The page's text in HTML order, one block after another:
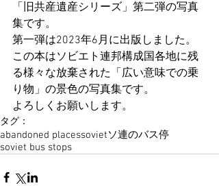
「旧共産遺産シリーズ」第二弾の写真
集です。
第一弾は2023年6月に出版しました。
この本はソビエト連邦構成国各地に残
る様々な放棄された「広い意味での乗
り物」の景色の写真集です。
よろしくお願いします。
タグ：
abandoned placessovietソ連のバス停
soviet bus stops